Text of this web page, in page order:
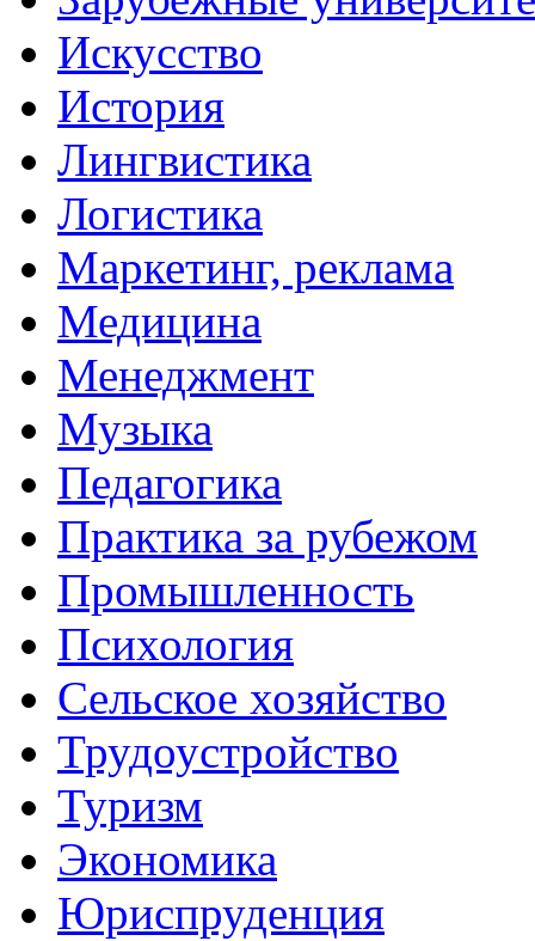
Искусство
История
Лингвистика
Логистика
Маркетинг, реклама
Медицина
Менеджмент
Музыка
Педагогика
Практика за рубежом
Промышленность
Психология
Сельское хозяйство
Трудоустройство
Туризм
Экономика
Юриспруденция